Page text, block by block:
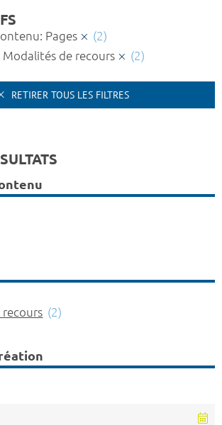
Pages
(2)
de recours
(2)
RETIRER TOUS LES FILTRES
(2)